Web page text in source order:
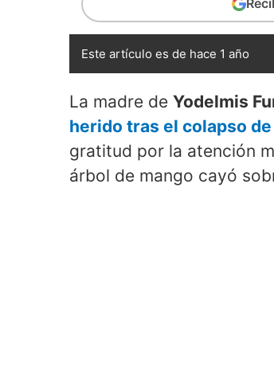
Este artículo es de hace 1 año
La madre de Yodelmis
herido tras el colapso
gratitud por la atención
árbol de mango cayó